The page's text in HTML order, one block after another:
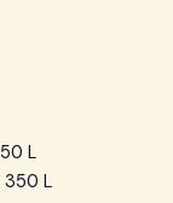
L
350 L